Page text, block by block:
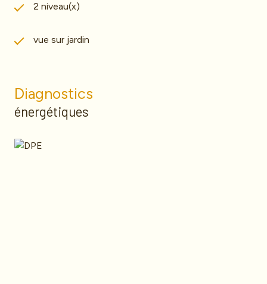
2 niveau(x)
vue sur jardin
Diagnostics
énergétiques